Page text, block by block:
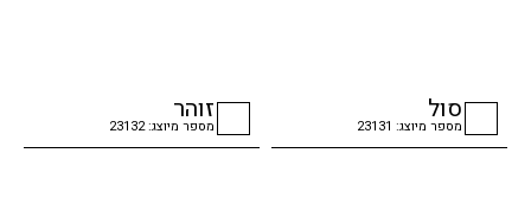
סול
מספר מיוצג: 23131
זוהר
מספר מיוצג: 23132